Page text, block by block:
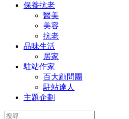
保養抗老
醫美
美容
抗老
品味生活
居家
駐站作家
百大顧問團
駐站達人
主題企劃